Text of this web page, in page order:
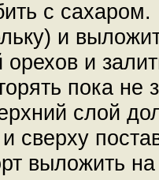
с
и
и
пока не
слой
сверху
выложить